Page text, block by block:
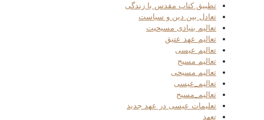
تطبیق کتاب مقدس با زندگی
تعادل بین دین و سیاست
تعالیم بنیادی مسیحیت
تعالیم عهد عتیق
تعالیم عیسی
تعالیم مسیح
تعالیم مسیحی
تعالیم_عیسی
تعالیم_مسیح
تعلیمات عیسی در عهد جدید
تعهد